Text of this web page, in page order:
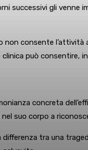
successivi gli
consente
può consentire,
concreta
suo corpo a
tra una